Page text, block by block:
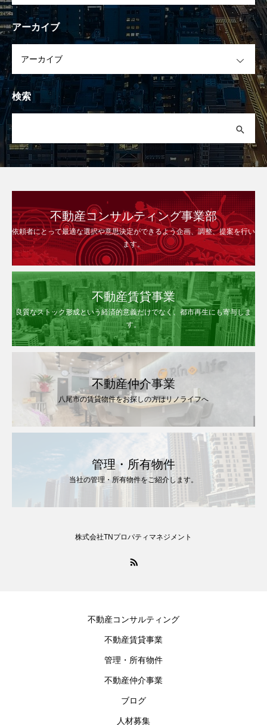
アーカイブ
検索
不動産コンサルティング事業部
依頼者にとって最適な選択や意思決定ができるよう企画、調整、提案を行い
ます。
不動産賃貸事業
良質なストック形成という経済的意義だけでなく、都市再生にも寄与しま
す。
不動産仲介事業
八尾市の賃貸物件をお探しの方はリノライフへ
管理・所有物件
当社の管理・所有物件をご紹介します。
株式会社TNプロパティマネジメント
不動産コンサルティング
不動産賃貸事業
管理・所有物件
不動産仲介事業
ブログ
人材募集